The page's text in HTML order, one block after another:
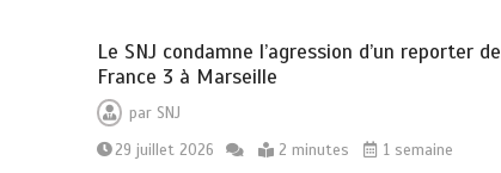
Le SNJ condamne l’agression d’un reporter de
France 3 à Marseille
par SNJ
29 juillet 2026
2 minutes
1 semaine